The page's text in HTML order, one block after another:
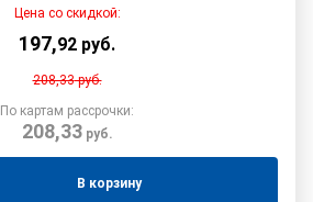
Цена со скидкой:
197,92 руб.
208,33руб.
По картам рассрочки:
208,33руб.
В корзину